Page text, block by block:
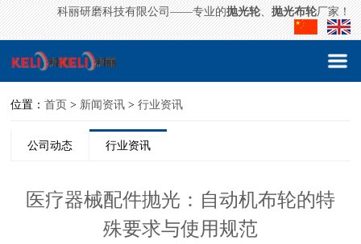
科丽研磨科技有限公司——专业的抛光轮、抛光布轮厂家！
位置：首页 > 新闻资讯 >行业资讯
公司动态 行业资讯
医疗器械配件抛光：自动机布轮的特
殊要求与使用规范